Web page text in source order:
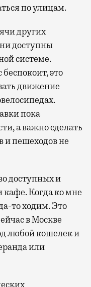
по улицам.
других
доступны
системе.
это
движение
пока
а важно сделать
и пешеходов не
доступных и
кафе. Когда ко мне
то ходим. Это
в Москве
любой кошелек и
или